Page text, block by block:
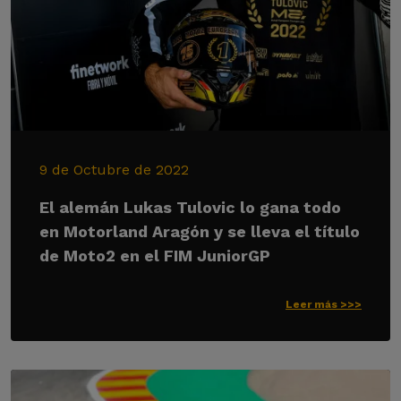
9 de Octubre de 2022
El alemán Lukas Tulovic lo gana todo
en Motorland Aragón y se lleva el título
de Moto2 en el FIM JuniorGP
Leer más >>>